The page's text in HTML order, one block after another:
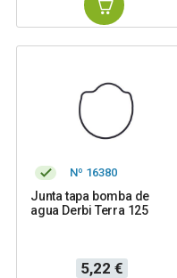
Nº 16380
Junta tapa bomba de
agua Derbi Terra 125
Precio
5,22 €